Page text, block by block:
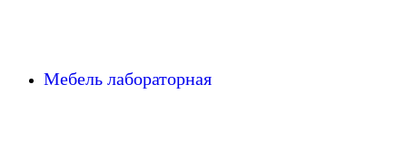
Мебель лабораторная